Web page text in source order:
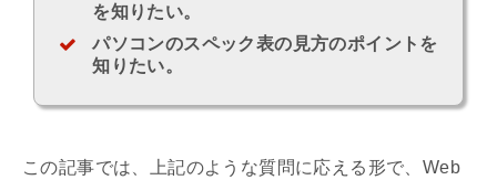
を知りたい。
パソコンのスペック表の見方のポイントを
知りたい。
この記事では、上記のような質問に応える形で、Web